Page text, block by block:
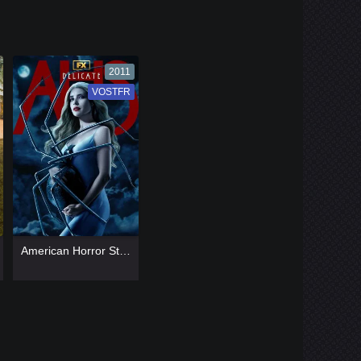
2011
VF
[catlist=12]
VOSTFR
[/catlist] American Horror Story